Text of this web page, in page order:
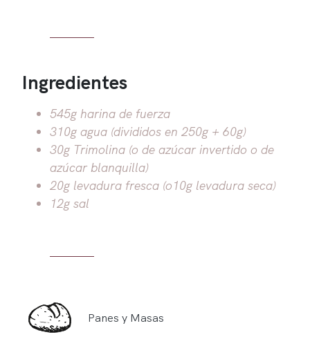
Ingredientes
545g harina de fuerza
310g agua (divididos en 250g + 60g)
30g Trimolina (o de azúcar invertido o de
azúcar blanquilla)
20g levadura fresca (o10g levadura seca)
12g sal
Panes y Masas